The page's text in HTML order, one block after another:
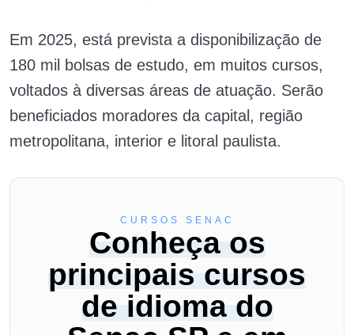
Em 2025, está prevista a disponibilização de
180 mil bolsas de estudo, em muitos cursos,
voltados à diversas áreas de atuação. Serão
beneficiados moradores da capital, região
metropolitana, interior e litoral paulista.
CURSOS SENAC
Conheça os
principais cursos
de idioma do